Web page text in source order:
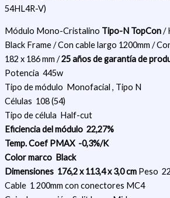
54HL4R-V)
Módulo Mono-Cristalino Tipo-N TopCon/
Black Frame / Con cable largo 1200mm /
182 x 186 mm /25 años de garantía de
Potencia 445w
Tipo de módulo Monofacial , Tipo N
Células 108 (54)
Tipo de célula Half-cut
Eficiencia del módulo 22,27%
Temp. Coef PMAX -0,3%/K
Color marco Black
Dimensiones 176,2 x 113,4 x 3,0 cm Peso
Cable 1 200mm con conectores MC4